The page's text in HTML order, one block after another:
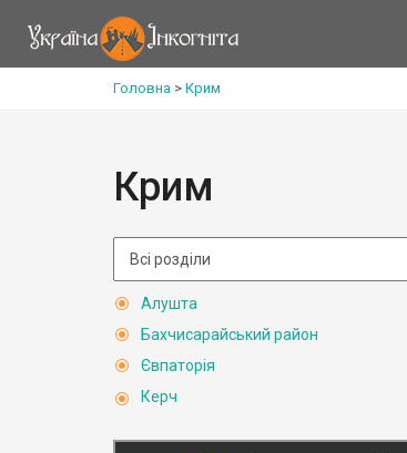
Головна > Крим
Крим
Алушта
Бахчисарайський район
Євпаторія
Керч